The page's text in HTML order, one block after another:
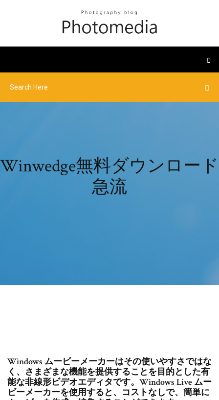
Winwedge無料ダウンロード
急流
Windows ムービーメーカーはその使いやすさではな
く、さまざまな機能を提供することを目的とした有
能な非線形ビデオエディタです。Windows Live ムー
ビーメーカーを使用すると、コストなしで、簡単に